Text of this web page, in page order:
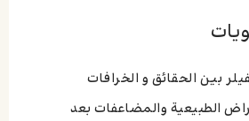
بين الحقائق و الخرافات
الطبيعية والمضاعفات بعد